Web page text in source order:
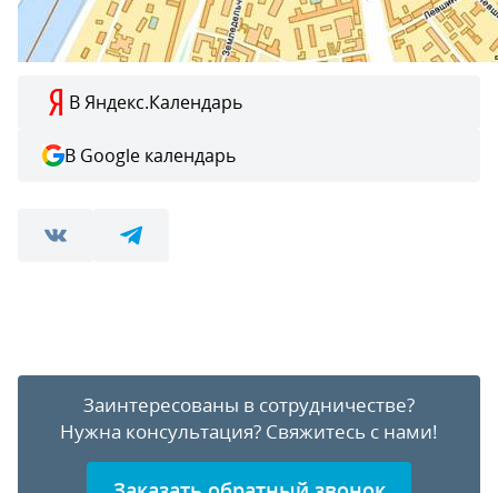
В Яндекс.Календарь
В Google календарь
Заинтересованы в сотрудничестве?
Нужна консультация? Свяжитесь с нами!